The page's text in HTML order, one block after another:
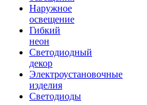
Наружное
освещение
Гибкий
неон
Светодиодный
декор
Электроустановочные
изделия
Светодиоды